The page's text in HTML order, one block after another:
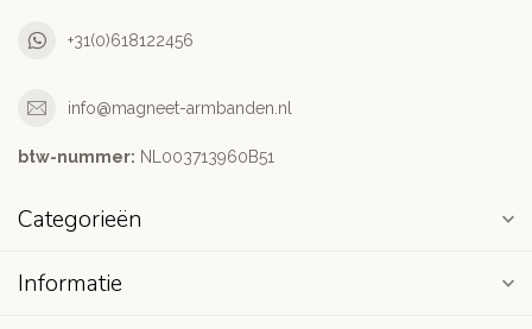
+31(0)618122456
info@magneet-armbanden.nl
btw-nummer: NL003713960B51
Categorieën
Informatie